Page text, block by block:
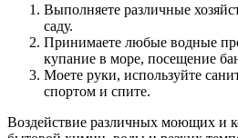
Выполняете различные
саду.
Принимаете любые водные
купание в море, посещение
Моете руки, используйте
спортом и спите.
Воздействие различных моющих и